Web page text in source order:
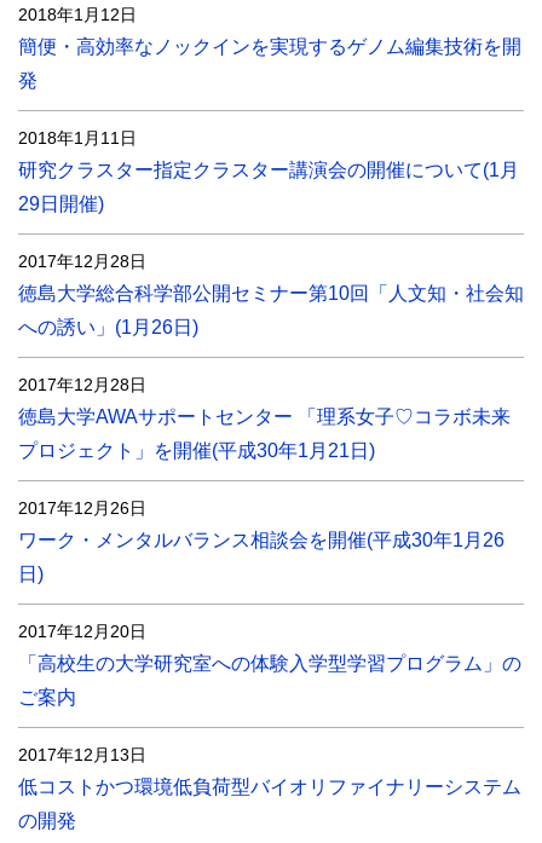
2018年1月12日
簡便・高効率なノックインを実現するゲノム編集技術を開
発
2018年1月11日
研究クラスター指定クラスター講演会の開催について(1月
29日開催)
2017年12月28日
徳島大学総合科学部公開セミナー第10回「人文知・社会知
への誘い」(1月26日)
2017年12月28日
徳島大学AWAサポートセンター 「理系女子♡コラボ未来
プロジェクト」を開催(平成30年1月21日)
2017年12月26日
ワーク・メンタルバランス相談会を開催(平成30年1月26
日)
2017年12月20日
「高校生の大学研究室への体験入学型学習プログラム」の
ご案内
2017年12月13日
低コストかつ環境低負荷型バイオリファイナリーシステム
の開発